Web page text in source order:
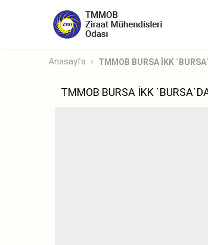
Anasayfa TMMOB BURSA İKK
TMMOB BURSA İKK